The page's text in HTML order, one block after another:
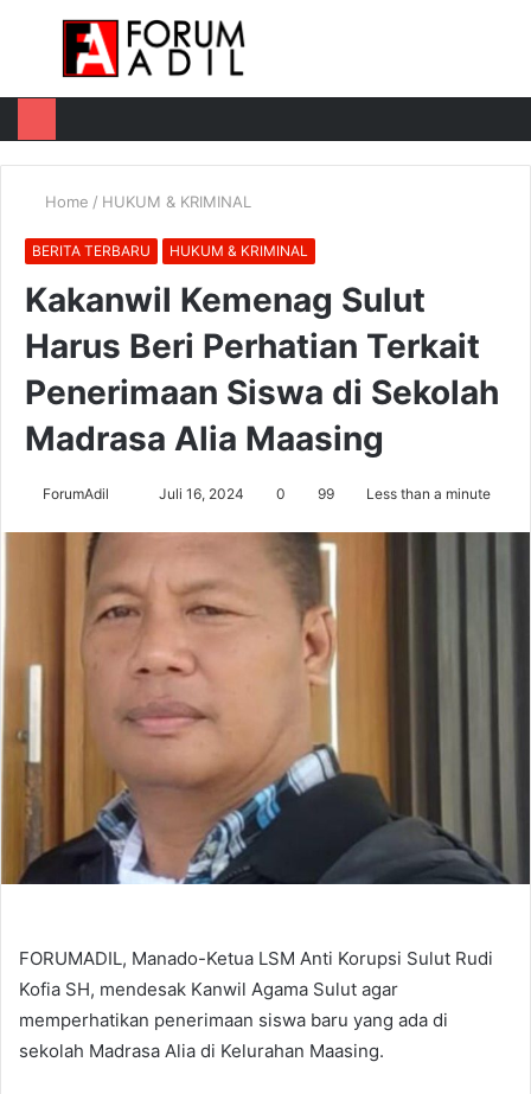
Menu
Home / HUKUM & KRIMINAL
BERITA TERBARU HUKUM & KRIMINAL
Kakanwil Kemenag Sulut
Harus Beri Perhatian Terkait
Penerimaan Siswa di Sekolah
Madrasa Alia Maasing
ForumAdil Juli 16, 2024 0 99 Less than a minute
FORUMADIL, Manado-Ketua LSM Anti Korupsi Sulut Rudi
Kofia SH, mendesak Kanwil Agama Sulut agar
memperhatikan penerimaan siswa baru yang ada di
sekolah Madrasa Alia di Kelurahan Maasing.